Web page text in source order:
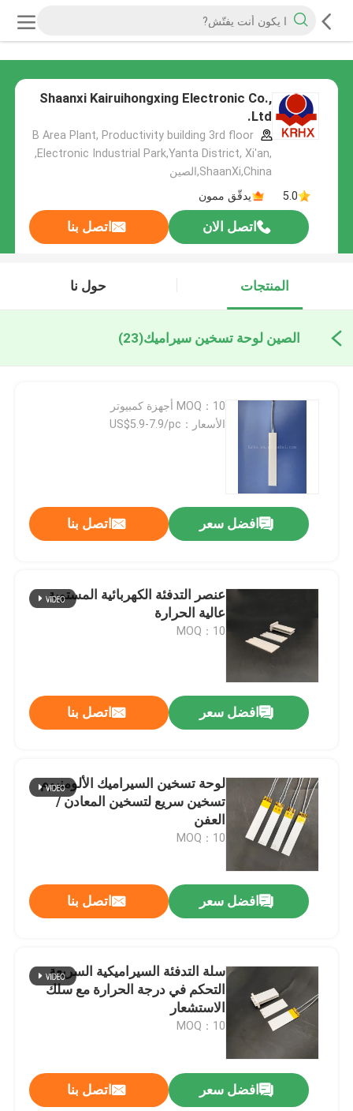
Shaanxi Kairuihongxing Electronic Co.,
Ltd.
B Area Plant, Productivity building 3rd floor
,Electronic Industrial Park,Yanta District, Xi'an,
ShaanXi,China,الصين
5.0
يدقّق ممون
اتصل الان اتصل بنا
المنتجات حول نا
الصين لوحة تسخين سيراميك(23)
MOQ：10 أجهزة كمبيوتر
الأسعار：US$5.9-7.9/pc
افضل سعر اتصل بنا
عنصر التدفئة الكهربائية المستوية
عالية الحرارة
MOQ：10
افضل سعر اتصل بنا
لوحة تسخين السيراميك الألومنيوم
تسخين سريع لتسخين المعادن /
العفن
MOQ：10
افضل سعر اتصل بنا
سلة التدفئة السيراميكية السريعة
التحكم في درجة الحرارة مع سلك
الاستشعار
MOQ：10
افضل سعر اتصل بنا